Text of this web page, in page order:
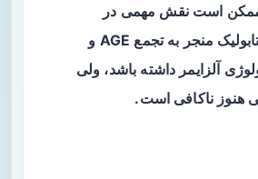
است نقش مهمی در
مسیرهای متابولیک منجر به تجمع AGE و
آلزایمر داشته باشد، ولی
هنوز ناکافی است.